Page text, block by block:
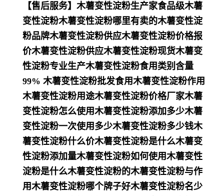
【售后服务】木薯变性淀粉生产家食品级木薯
变性淀粉木薯变性淀粉哪里有卖的木薯变性淀
粉品牌木薯变性淀粉供应木薯变性淀粉价格报
价木薯变性淀粉供应木薯变性淀粉现货木薯变
性淀粉专业生产木薯变性淀粉食用类别含量
99% 木薯变性淀粉批发食用木薯变性淀粉作用
木薯变性淀粉用途木薯变性淀粉价格厂家木薯
变性淀粉怎么使用木薯变性淀粉添加多少木薯
变性淀粉一次使用多少木薯变性淀粉多少钱木
薯变性淀粉什么价木薯变性淀粉是什么木薯变
性淀粉添加量木薯变性淀粉如何使用木薯变性
淀粉是什么木薯变性淀粉的木薯变性淀粉与作
用木薯变性淀粉哪个牌子好木薯变性淀粉名少